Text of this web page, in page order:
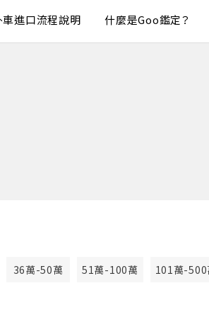
車進口流程說明 什麼是Goo鑑定？
36萬-50萬 51萬-100萬 101萬-500